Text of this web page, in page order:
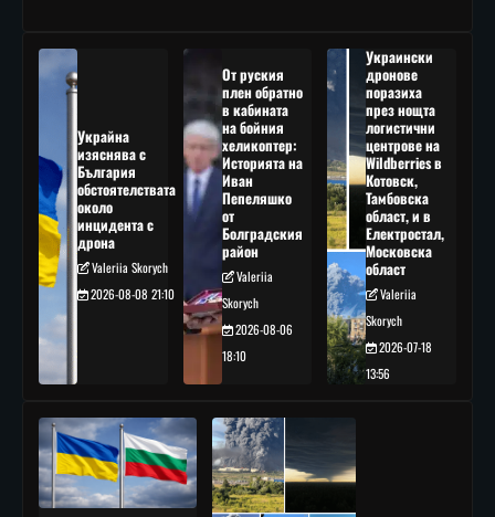
Украйна
изяснява с
България
обстоятелствата
около
инцидента с
дрона
Valeriia Skorych
2026-08-08 21:10
От руския
плен обратно
в кабината
на бойния
хеликоптер:
Историята на
Иван
Пепеляшко
от
Болградския
район
Valeriia
Skorych
2026-08-06
18:10
Украински
дронове
поразиха
през нощта
логистични
центрове на
Wildberries в
Котовск,
Тамбовска
област, и в
Електростал,
Московска
област
Valeriia
Skorych
2026-07-18
13:56